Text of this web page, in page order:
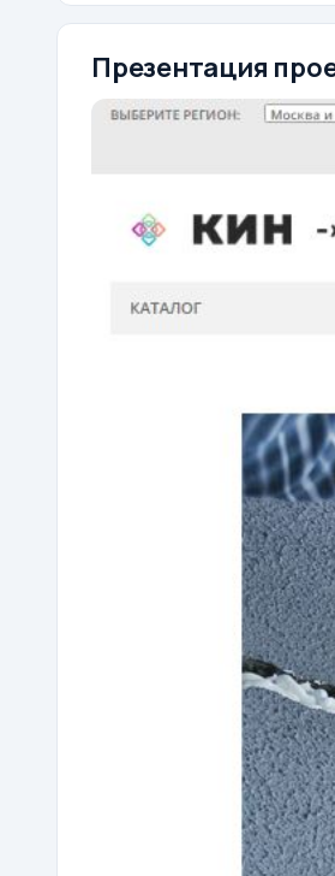
Презентация